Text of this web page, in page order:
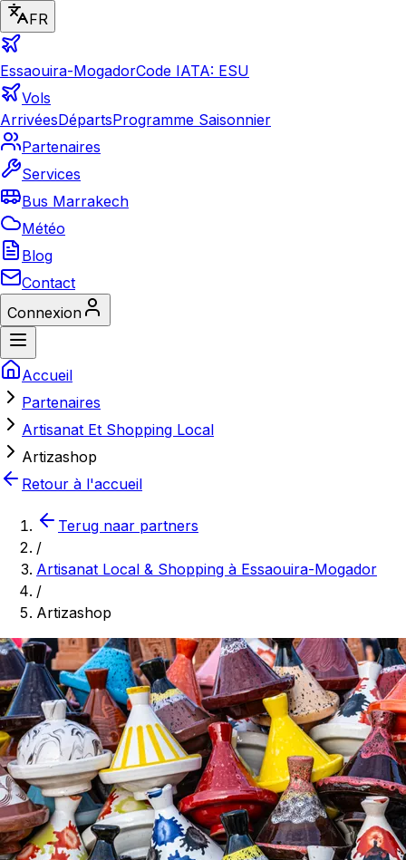
FR
Essaouira-MogadorCode IATA: ESU
Vols
ArrivéesDépartsProgramme Saisonnier
Partenaires
Services
Bus Marrakech
Météo
Blog
Contact
Connexion
Accueil
Partenaires
Artisanat Et Shopping Local
Artizashop
Retour à l'accueil
Terug naar partners
/
Artisanat Local & Shopping à Essaouira-Mogador
/
Artizashop